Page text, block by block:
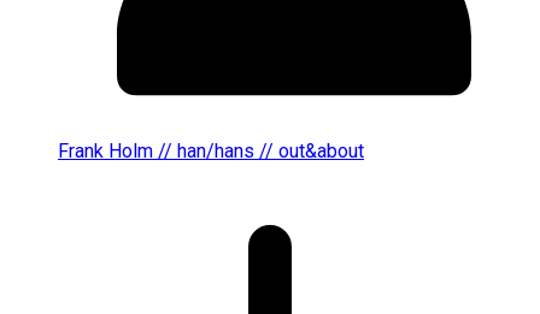
Frank Holm // han/hans // out&about